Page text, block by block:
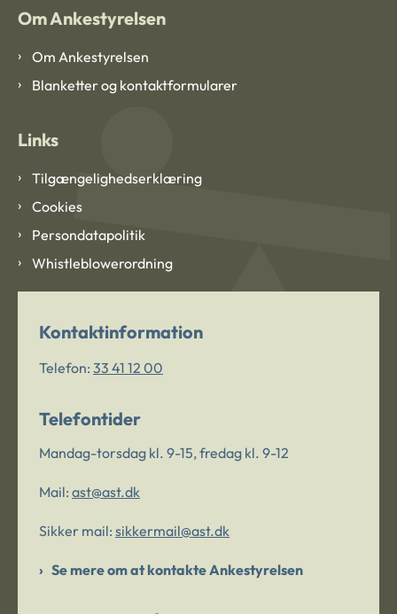
Om Ankestyrelsen
Om Ankestyrelsen
Blanketter og kontaktformularer
Links
Tilgængelighedserklæring
Cookies
Persondatapolitik
Whistleblowerordning
Kontaktinformation
Telefon: 33 41 12 00
Telefontider
Mandag-torsdag kl. 9-15, fredag kl. 9-12
Mail: ast@ast.dk
Sikker mail: sikkermail@ast.dk
Se mere om at kontakte Ankestyrelsen